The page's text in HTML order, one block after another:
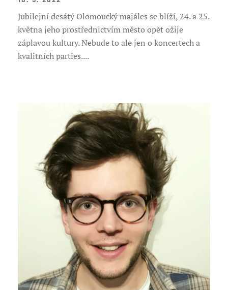
Jubilejní desátý Olomoucký majáles se blíží, 24. a 25.
května jeho prostřednictvím město opět ožije
záplavou kultury. Nebude to ale jen o koncertech a
kvalitních parties....